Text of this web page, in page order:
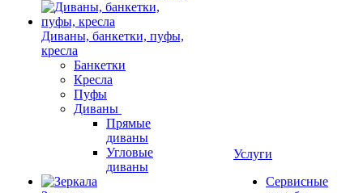
Диваны, банкетки, пуфы,
кресла
Банкетки
Кресла
Пуфы
Диваны
Прямые
диваны
Угловые
диваны
Услуги
Сервисные